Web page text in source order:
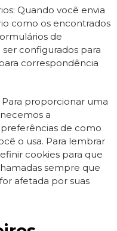
Quando você envia
como os encontrados
de
configurados para
correspondência
proporcionar uma
a
de como
o usa. Para lembrar
cookies para que
sempre que
afetada por suas